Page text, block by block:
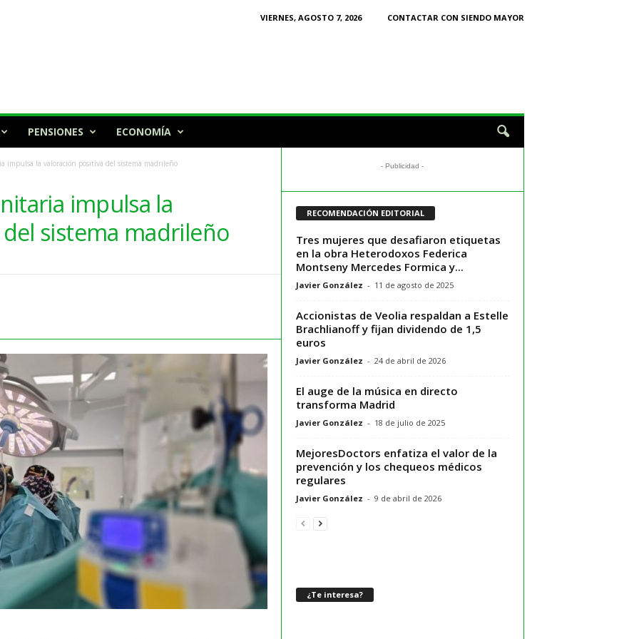
VIERNES, AGOSTO 7, 2026
CONTACTAR CON SIENDO MAYOR
PENSIONES ECONOMÍA
impulsa la valoración positiva del sistema madrileño
impulsa la
sistema madrileño
- Publicidad -
RECOMENDACIÓN EDITORIAL
Tres mujeres que desafiaron etiquetas
en la obra Heterodoxos Federica
Montseny Mercedes Formica y...
Javier González - 11 de agosto de 2025
Accionistas de Veolia respaldan a Estelle
Brachlianoff y fijan dividendo de 1,5
euros
Javier González - 24 de abril de 2026
El auge de la música en directo
transforma Madrid
Javier González - 18 de julio de 2025
MejoresDoctors enfatiza el valor de la
prevención y los chequeos médicos
regulares
Javier González - 9 de abril de 2026
¿Te interesa?